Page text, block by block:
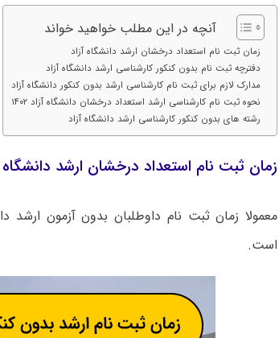
آنچه در این مطلب خواهید خواند
زمان ثبت نام استعداد درخشان ارشد دانشگاه آزاد
دفترچه ثبت نام بدون کنکور کارشناسی ارشد دانشگاه آزاد
مدارک لازم برای ثبت نام کارشناسی ارشد بدون کنکور دانشگاه آزاد
نحوه ثبت نام کارشناسی ارشد استعداد درخشان دانشگاه آزاد ۱۴۰۲
رشته های بدون کنکور کارشناسی ارشد دانشگاه آزاد
زمان ثبت نام استعداد درخشان ارشد دانشگاه
معمولا زمان ثبت نام داوطلبان بدون آزمون ارشد
است.